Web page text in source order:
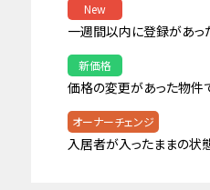
New
一週間以内に登録があっ
新価格
価格の変更があった物件
オーナーチェンジ
入居者が入ったままの状